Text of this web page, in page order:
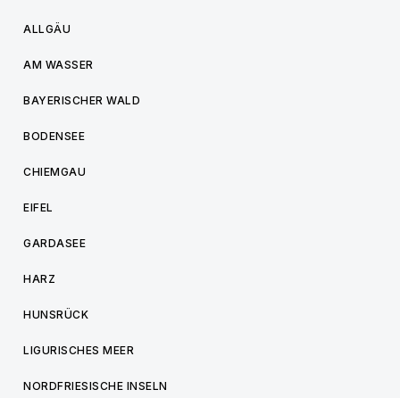
ALLGÄU
AM WASSER
BAYERISCHER WALD
BODENSEE
CHIEMGAU
EIFEL
GARDASEE
HARZ
HUNSRÜCK
LIGURISCHES MEER
NORDFRIESISCHE INSELN